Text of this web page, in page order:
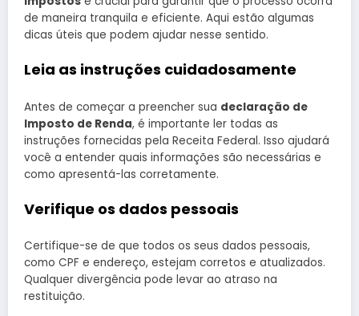
de maneira tranquila e eficiente. Aqui estão algumas
dicas úteis que podem ajudar nesse sentido.
Leia as instruções cuidadosamente
Antes de começar a preencher sua declaração de
Imposto de Renda, é importante ler todas as
instruções fornecidas pela Receita Federal. Isso ajudará
você a entender quais informações são necessárias e
como apresentá-las corretamente.
Verifique os dados pessoais
Certifique-se de que todos os seus dados pessoais,
como CPF e endereço, estejam corretos e atualizados.
Qualquer divergência pode levar ao atraso na
restituição.